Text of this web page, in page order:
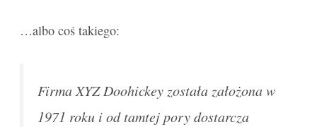
…albo coś takiego:
Firma XYZ Doohickey została założona w
1971 roku i od tamtej pory dostarcza